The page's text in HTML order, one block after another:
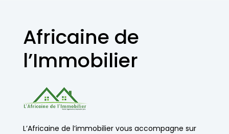
Africaine de
l’Immobilier
L’Africaine de l’immobilier vous accompagne sur